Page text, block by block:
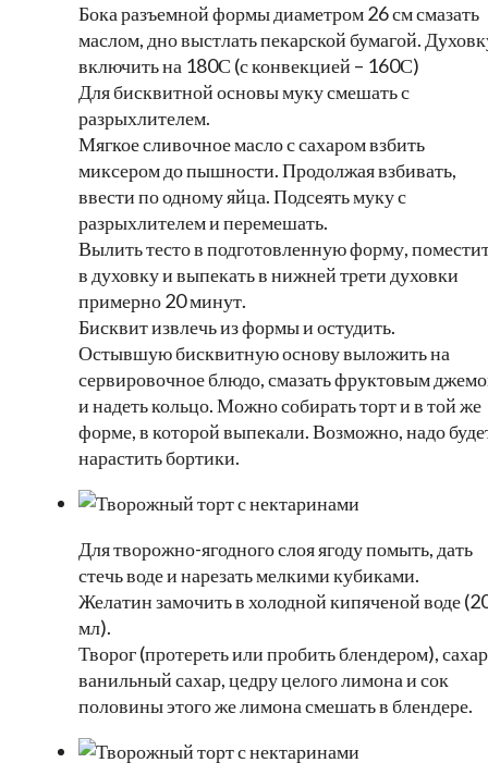
Бока разъемной формы диаметром 26 см смазать
маслом, дно выстлать пекарской бумагой.
включить на 180С (с конвекцией – 160С)
Для бисквитной основы муку смешать с
разрыхлителем.
Мягкое сливочное масло с сахаром взбить
миксером до пышности. Продолжая взбивать,
ввести по одному яйца. Подсеять муку с
разрыхлителем и перемешать.
Вылить тесто в подготовленную форму,
в духовку и выпекать в нижней трети духовки
примерно 20 минут.
Бисквит извлечь из формы и остудить.
Остывшую бисквитную основу выложить на
сервировочное блюдо, смазать фруктовым
и надеть кольцо. Можно собирать торт и в той же
форме, в которой выпекали. Возможно, надо
нарастить бортики.
Для творожно-ягодного слоя ягоду помыть, дать
стечь воде и нарезать мелкими кубиками.
Желатин замочить в холодной кипяченой воде
мл).
Творог (протереть или пробить блендером),
ванильный сахар, цедру целого лимона и сок
половины этого же лимона смешать в блендере.